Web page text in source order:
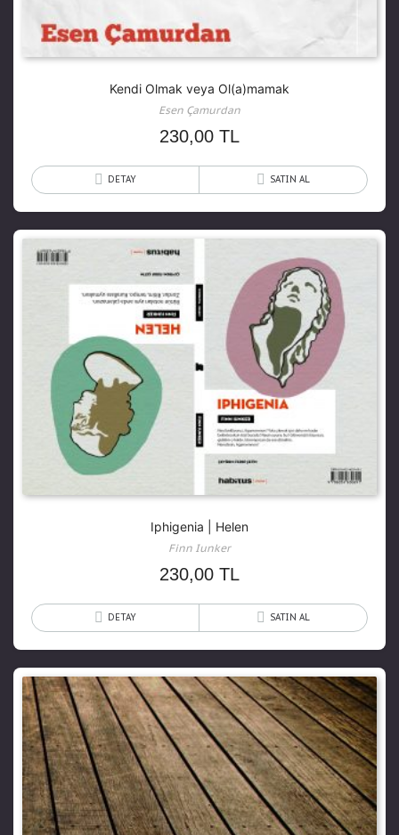
Kendi Olmak veya Ol(a)mamak
Esen Çamurdan
230,00 TL
DETAY SATIN AL
Iphigenia | Helen
Finn Iunker
230,00 TL
DETAY SATIN AL